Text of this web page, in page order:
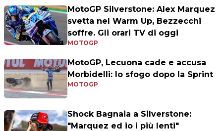
MotoGP Silverstone: Alex Marquez
svetta nel Warm Up, Bezzecchi
soffre. Gli orari TV di oggi
MOTOGP
MotoGP, Lecuona cade e accusa
Morbidelli: lo sfogo dopo la Sprint
MOTOGP
Shock Bagnaia a Silverstone:
"Marquez ed io i più lenti"